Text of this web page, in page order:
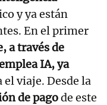
y ya están
En el primer
a través de
IA, ya
el viaje. Desde la
de pagode este